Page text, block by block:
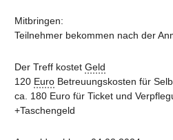
Mitbringen:
Teilnehmer bekommen nach der
Der Treff kostet Geld
120 Euro Betreuungskosten für
ca. 180 Euro für Ticket und
+Taschengeld